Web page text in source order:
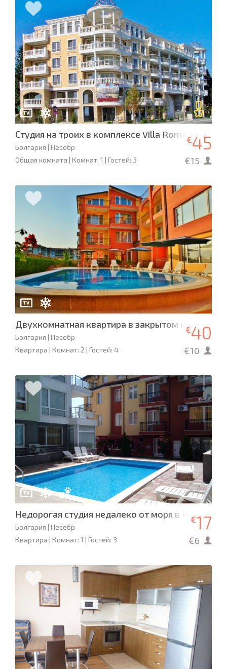
Студия на троих в комплексе Villa Roma A07
Болгария | Несебр
Общая комната | Комнат: 1 | Гостей: 3
€45
€15
Двухкомнатная квартира в закрытом
Болгария | Несебр
Квартира | Комнат: 2 | Гостей: 4
€40
€10
Недорогая студия недалеко от моря в Несебре
Болгария | Несебр
Квартира | Комнат: 1 | Гостей: 3
€17
€6